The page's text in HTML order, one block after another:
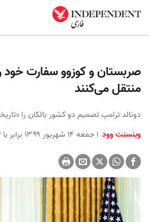
صربستان و کوزوو سفارت خود
منتقل می‌کنند
دونالد ترامپ تصمیم دو کشور بالکان را
وینسنت وود جمعه ۱۴ شهریور ۱۳۹۹ برابر با ۴ سِپتامبر ۲۰۲۰ ۲۱:۰۰